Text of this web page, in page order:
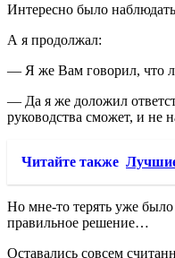
Интересно было
А я продолжал:
— Я же Вам говорил, что
— Да я же доложил
руководства сможет, и не
Читайте также
Но мне-то терять уже
правильное решение…
Оставались совсем